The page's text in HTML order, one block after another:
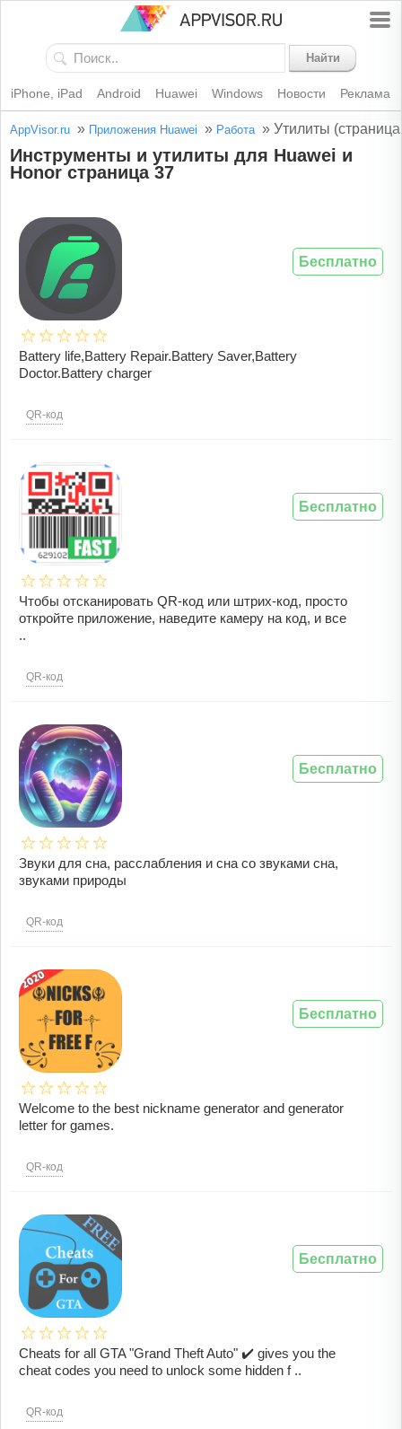
Найти
iPhone, iPad Android Huawei Windows Новости Реклама
AppVisor.ru » Приложения Huawei » Работа » Утилиты
Инструменты и утилиты для Huawei и
Honor страница 37
Battery life,Battery Repair.Battery Saver,Battery
Doctor.Battery charger
QR-код
Бесплатно
Чтобы отсканировать QR-код или штрих-код, просто
откройте приложение, наведите камеру на код, и все
..
QR-код
Бесплатно
Звуки для сна, расслабления и сна со звуками сна,
звуками природы
QR-код
Бесплатно
Welcome to the best nickname generator and generator
letter for games.
QR-код
Бесплатно
Cheats for all GTA "Grand Theft Auto" ✔️ gives you the
cheat codes you need to unlock some hidden f ..
QR-код
Бесплатно